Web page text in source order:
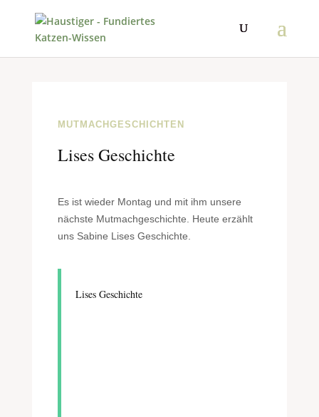
MUTMACHGESCHICHTEN
Lises Geschichte
Es ist wieder Montag und mit ihm unsere
nächste Mutmachgeschichte. Heute erzählt
uns Sabine Lises Geschichte.
Lises Geschichte